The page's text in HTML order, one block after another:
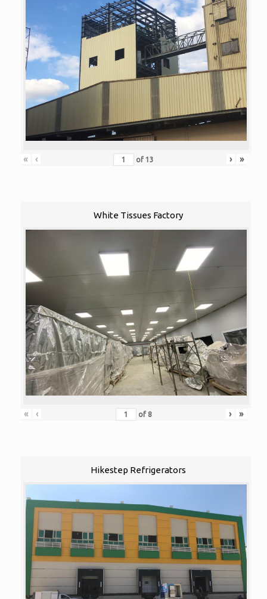
« ‹ of 13 › »
White Tissues Factory
« ‹ of 8 › »
Hikestep Refrigerators